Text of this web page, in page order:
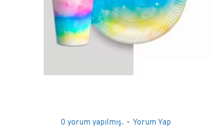
0 yorum yapılmış. - Yorum Yap